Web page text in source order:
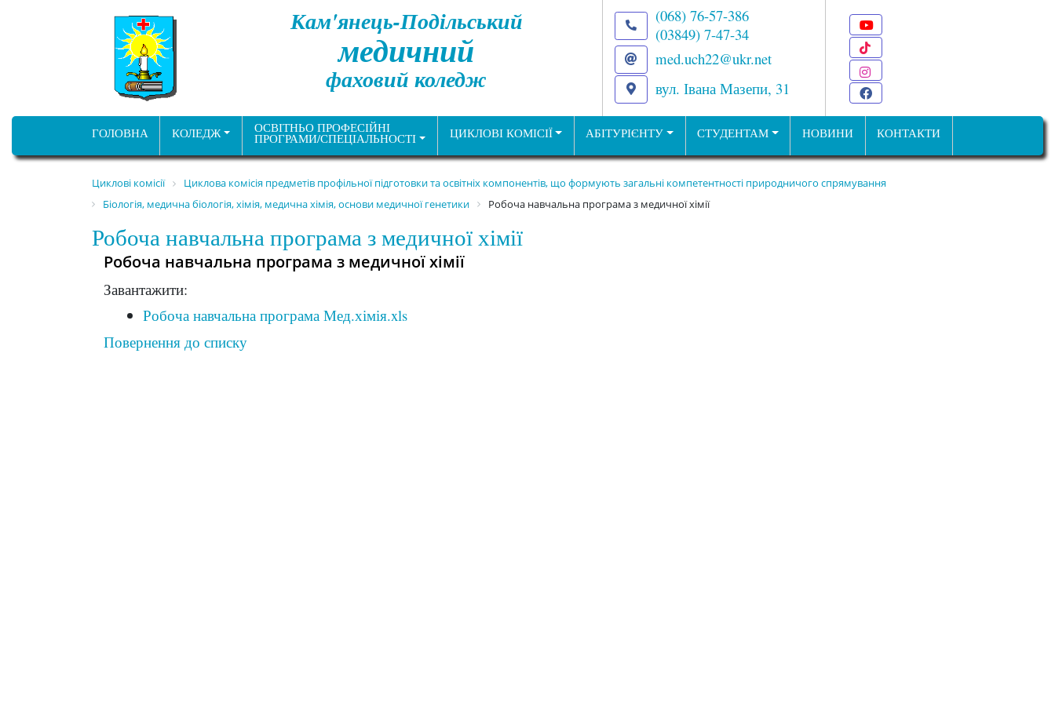
Кам'янець-Подільський
медичний
фаховий коледж
(068) 76-57-386
(03849) 7-47-34
med.uch22@ukr.net
вул. Івана Мазепи, 31
ГОЛОВНА КОЛЕДЖ ОСВІТНЬО ПРОФЕСІЙНІ
ПРОГРАМИ/СПЕЦІАЛЬНОСТІ ЦИКЛОВІ КОМІСІЇ АБІТУРІЄНТУ СТУДЕНТАМ НОВИНИ КОНТАКТИ
Циклові комісії
Циклова комісія предметів профільної підготовки та освітніх компонентів, що формують загальні компетентності природничого спрямування
Біологія, медична біологія, хімія, медична хімія, основи медичної генетики
Робоча навчальна програма з медичної хімії
Робоча навчальна програма з медичної хімії
Робоча навчальна програма з медичної хімії
Завантажити:
Робоча навчальна програма Мед.хімія.xls
Повернення до списку